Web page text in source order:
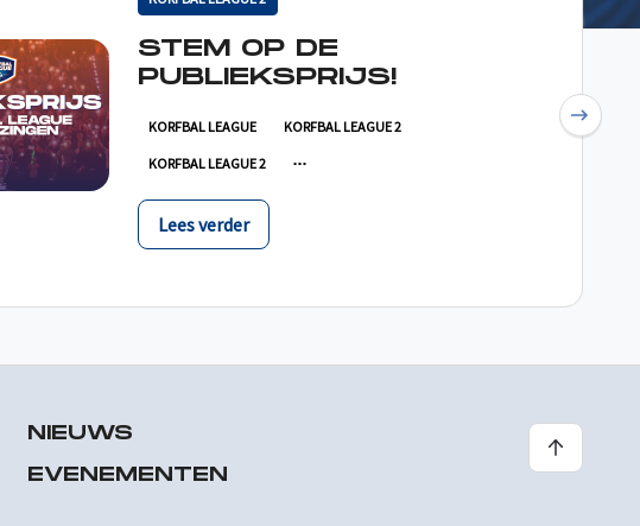
STEM OP DE
PUBLIEKSPRIJS!
KORFBAL LEAGUE KORFBAL LEAGUE 2
KORFBAL LEAGUE 2
Lees verder
Next
NIEUWS
EVENEMENTEN